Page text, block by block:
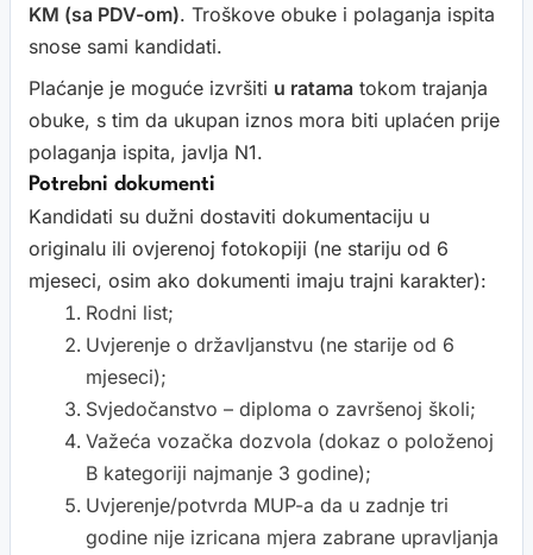
KM (sa PDV-om). Troškove obuke i polaganja ispita
snose sami kandidati.
Plaćanje je moguće izvršiti u ratama tokom trajanja
obuke, s tim da ukupan iznos mora biti uplaćen prije
polaganja ispita, javlja N1.
Potrebni dokumenti
Kandidati su dužni dostaviti dokumentaciju u
originalu ili ovjerenoj fotokopiji (ne stariju od 6
mjeseci, osim ako dokumenti imaju trajni karakter):
Rodni list;
Uvjerenje o državljanstvu (ne starije od 6
mjeseci);
Svjedočanstvo – diploma o završenoj školi;
Važeća vozačka dozvola (dokaz o položenoj
B kategoriji najmanje 3 godine);
Uvjerenje/potvrda MUP-a da u zadnje tri
godine nije izricana mjera zabrane upravljanja